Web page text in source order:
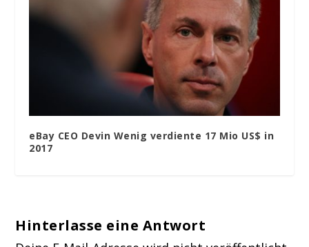
eBay CEO Devin Wenig verdiente 17 Mio US$ in
2017
Hinterlasse eine Antwort